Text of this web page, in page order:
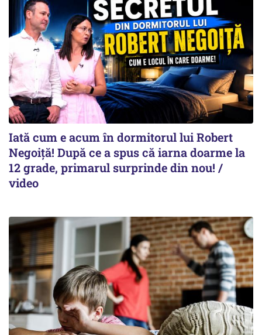
Iată cum e acum în dormitorul lui Robert
Negoiță! După ce a spus că iarna doarme la
12 grade, primarul surprinde din nou! /
video